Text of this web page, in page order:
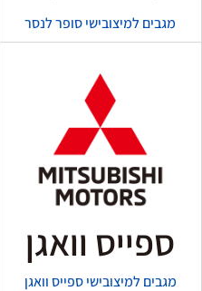
מגבים למיצובישי סופר לנסר
ספייס וואגן
מגבים למיצובישי ספייס וואגן